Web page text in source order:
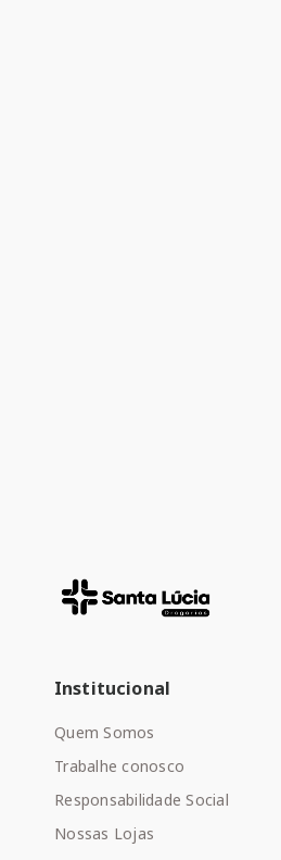
Institucional
Quem Somos
Trabalhe conosco
Responsabilidade Social
Nossas Lojas